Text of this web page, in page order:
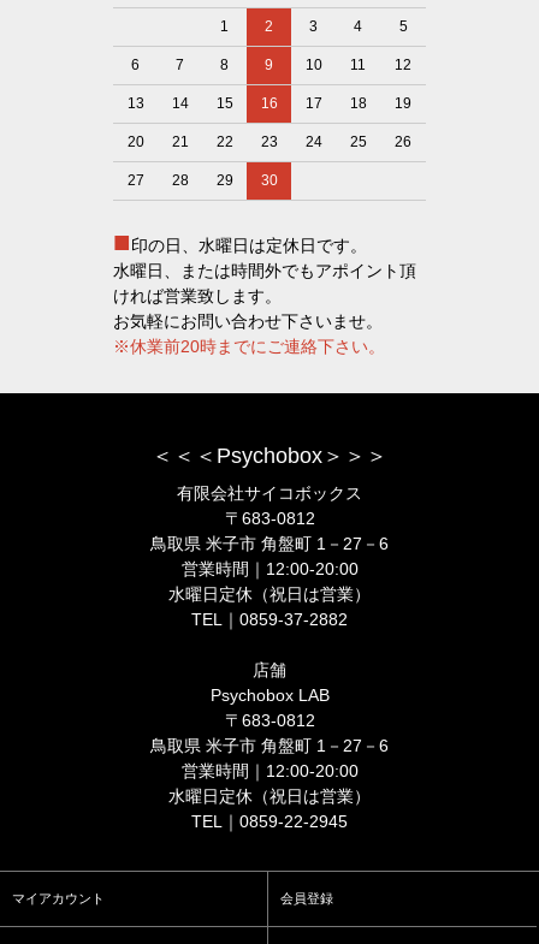
1 2 3 4 5
6 7 8 9 10 11 12
13 14 15 16 17 18 19
20 21 22 23 24 25 26
27 28 29 30
■印の日、水曜日は定休日です。
水曜日、または時間外でもアポイント頂
ければ営業致します。
お気軽にお問い合わせ下さいませ。
※休業前20時までにご連絡下さい。
＜＜＜Psychobox＞＞＞
有限会社サイコボックス
〒683-0812
鳥取県 米子市 角盤町 1－27－6
営業時間｜12:00-20:00
水曜日定休（祝日は営業）
TEL｜0859-37-2882
店舗
Psychobox LAB
〒683-0812
鳥取県 米子市 角盤町 1－27－6
営業時間｜12:00-20:00
水曜日定休（祝日は営業）
TEL｜0859-22-2945
マイアカウント 会員登録